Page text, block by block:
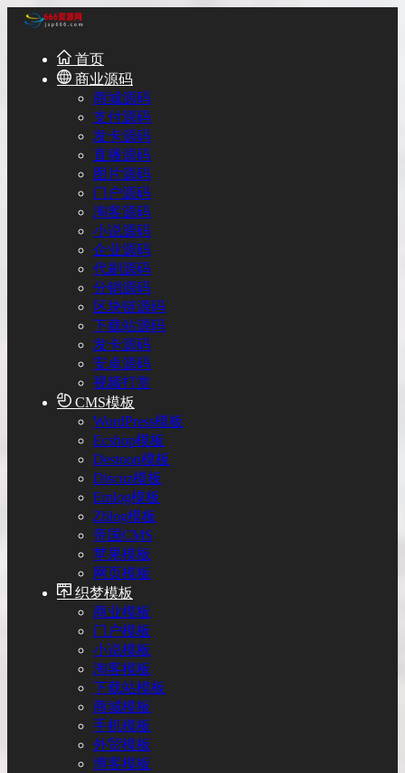
首页
商业源码
商城源码
支付源码
发卡源码
直播源码
图片源码
门户源码
淘客源码
小说源码
企业源码
代刷源码
分销源码
区块链源码
下载站源码
发卡源码
安卓源码
视频打赏
CMS模板
WordPress模板
Ecshop模板
Destoon模板
Discuz模板
Emlog模板
Zblog模板
帝国CMS
苹果模板
网页模板
织梦模板
商业模板
门户模板
小说模板
淘客模板
下载站模板
商城模板
手机模板
外贸模板
博客模板